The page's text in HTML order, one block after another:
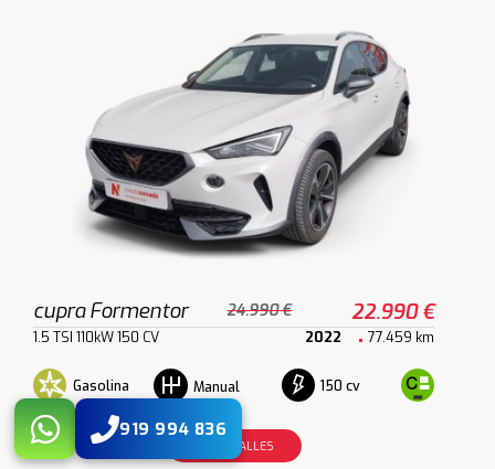
cupra Formentor 24.990 € 22.990 €
1.5 TSI 110kW 150 CV 2022 77.459 km
Gasolina Manual 150 cv
VER DETALLES
919 994 836